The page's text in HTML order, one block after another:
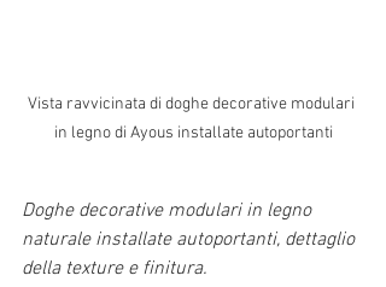
Vista ravvicinata di doghe decorative modulari
in legno di Ayous installate autoportanti
Doghe decorative modulari in legno
naturale installate autoportanti, dettaglio
della texture e finitura.